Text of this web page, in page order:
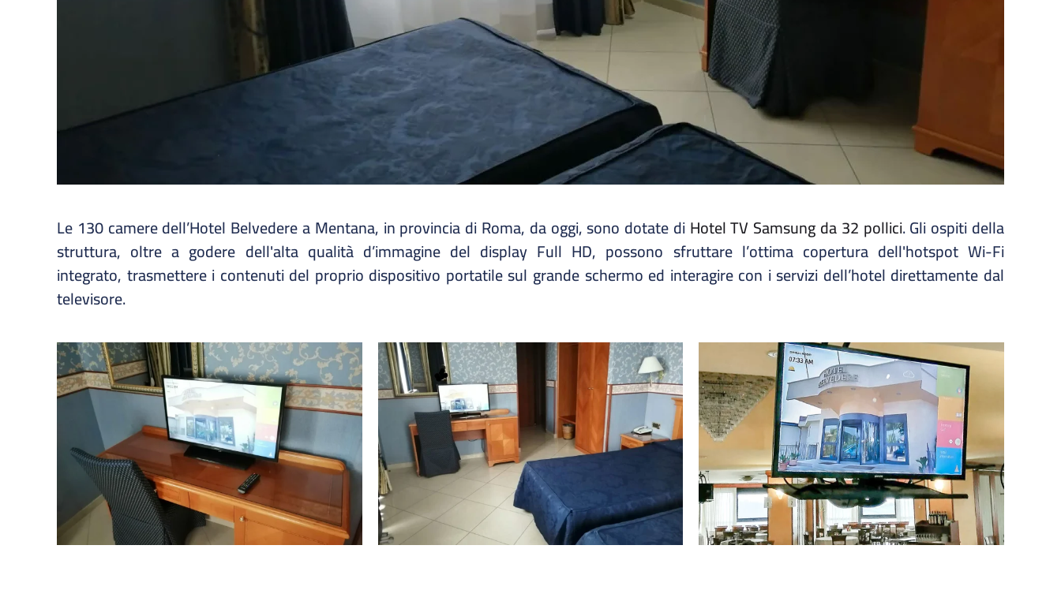
Le 130 camere dell’Hotel Belvedere a Mentana, in provincia di Roma, da oggi, sono dotate di Hotel TV Samsung da 32 pollici. Gli ospiti della
struttura, oltre a godere dell'alta qualità d’immagine del display Full HD, possono sfruttare l’ottima copertura dell'hotspot Wi-Fi
integrato, trasmettere i contenuti del proprio dispositivo portatile sul grande schermo ed interagire con i servizi dell’hotel direttamente dal
televisore.